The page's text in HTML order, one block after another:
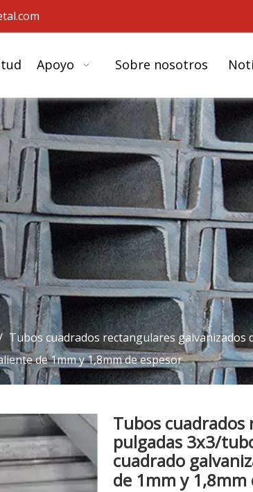
Apoyo Sobre nosotros
Tubos cuadrados rectangulares galvanizados
de 1mm y 1,8mm de espesor
Tubos cuadrados
pulgadas 3x3/
cuadrado
de 1mm y 1,8mm